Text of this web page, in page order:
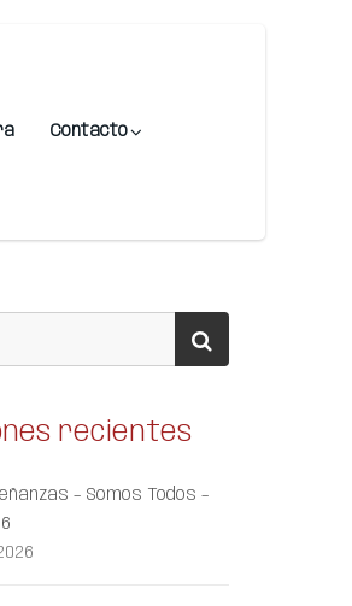
Contacto
recientes
– Somos Todos –